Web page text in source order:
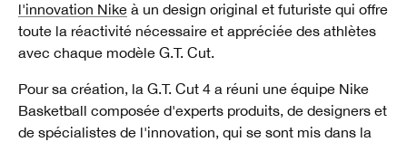
l'innovation Nike à un design original et futuriste qui offre
toute la réactivité nécessaire et appréciée des athlètes
avec chaque modèle G.T. Cut.
Pour sa création, la G.T. Cut 4 a réuni une équipe Nike
Basketball composée d'experts produits, de designers et
de spécialistes de l'innovation, qui se sont mis dans la